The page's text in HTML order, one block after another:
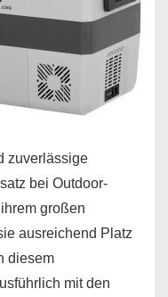
zuverlässige
bei Outdoor-
großen
ausreichend Platz
diesem
mit den